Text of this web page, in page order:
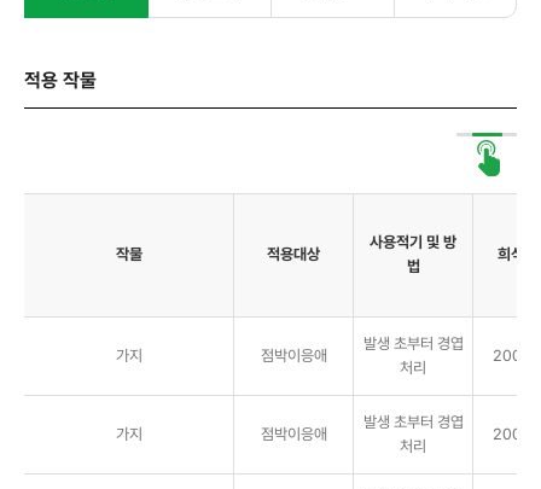
적용 작물
작물 적용대상
사용적기 및 방
법
희석배
가지 점박이응애
발생 초부터 경엽
처리
2000
가지 점박이응애
발생 초부터 경엽
처리
2000